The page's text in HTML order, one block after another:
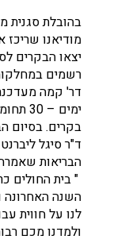
בהובלת סגנית
מודיאנו
יצאו הבקרים
רשמים
בקרים. בסיום
ד"ר סיגל
הבריאות
" בית החולים
השנה האחרונה
לנו על חווית
ולמדנו מכם